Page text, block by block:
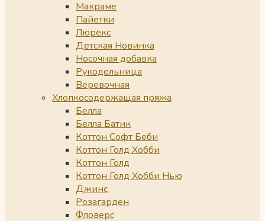
Макраме
Пайетки
Люрекс
Детская Новинка
Носочная добавка
Рукодельница
Веревочная
Хлопкосодержащая пряжа
Белла
Белла Батик
Коттон Софт Беби
Коттон Голд Хобби
Коттон Голд
Коттон Голд Хобби Нью
Джинс
Розагарден
Фловерс